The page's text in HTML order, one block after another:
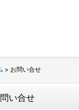
> お問い合せ
い合せ